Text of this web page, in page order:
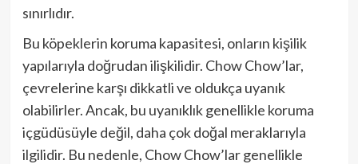
sınırlıdır.
Bu köpeklerin koruma kapasitesi, onların kişilik
yapılarıyla doğrudan ilişkilidir. Chow Chow’lar,
çevrelerine karşı dikkatli ve oldukça uyanık
olabilirler. Ancak, bu uyanıklık genellikle koruma
içgüdüsüyle değil, daha çok doğal meraklarıyla
ilgilidir. Bu nedenle, Chow Chow’lar genellikle